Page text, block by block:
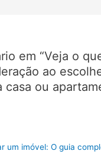
em “Veja o
ao
casa ou
um imóvel: O guia